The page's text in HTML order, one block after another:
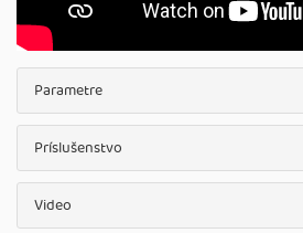
Parametre
Príslušenstvo
Video